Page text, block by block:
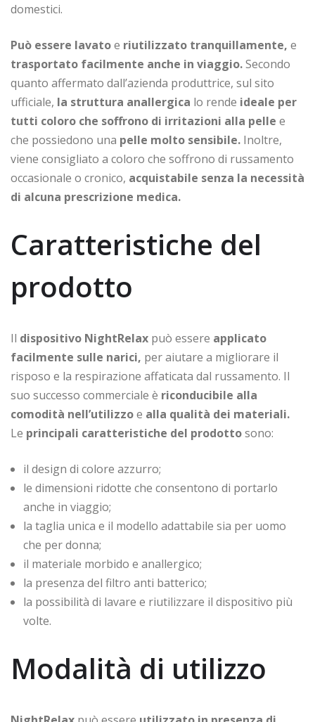
domestici.
Può essere lavatoe riutilizzato tranquillamente, e
trasportato facilmente anche in viaggio.Secondo
quanto affermato dall’azienda produttrice, sul sito
ufficiale, la struttura anallergica lo rende ideale per
tutti coloro che soffrono di irritazioni alla pelle e
che possiedono una pelle molto sensibile. Inoltre,
viene consigliato a coloro che soffrono di russamento
occasionale o cronico, acquistabile senza la necessità
di alcuna prescrizione medica.
Caratteristiche del
prodotto
Il dispositivo NightRelax può essere applicato
facilmente sulle narici, per aiutare a migliorare il
risposo e la respirazione affaticata dal russamento. Il
suo successo commerciale è riconducibile alla
comodità nell’utilizzoe alla qualità dei materiali.
Le principali caratteristiche del prodottosono:
il design di colore azzurro;
le dimensioni ridotte che consentono di portarlo
anche in viaggio;
la taglia unica e il modello adattabile sia per uomo
che per donna;
il materiale morbido e anallergico;
la presenza del filtro anti batterico;
la possibilità di lavare e riutilizzare il dispositivo più
volte.
Modalità di utilizzo